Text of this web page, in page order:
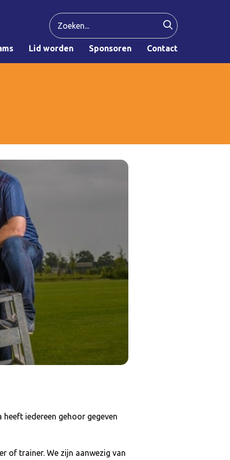
Lid worden Sponsoren Contact
iedereen gehoor gegeven
of trainer. We zijn aanwezig van